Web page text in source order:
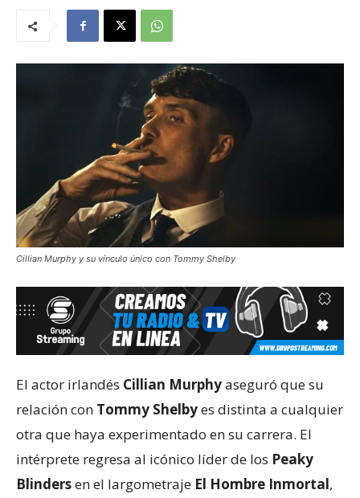
Cillian Murphy y su vínculo único con Tommy Shelby
El actor irlandés Cillian Murphyaseguró que su
relación con Tommy Shelbyes distinta a cualquier
otra que haya experimentado en su carrera. El
intérprete regresa al icónico líder de los Peaky
Blindersen el largometraje El Hombre Inmortal,